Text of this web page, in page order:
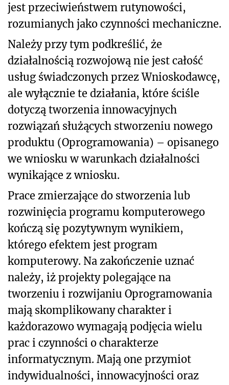
jest przeciwieństwem rutynowości,
rozumianych jako czynności mechaniczne.
Należy przy tym podkreślić, że
działalnością rozwojową nie jest całość
usług świadczonych przez Wnioskodawcę,
ale wyłącznie te działania, które ściśle
dotyczą tworzenia innowacyjnych
rozwiązań służących stworzeniu nowego
produktu (Oprogramowania) – opisanego
we wniosku w warunkach działalności
wynikające z wniosku.
Prace zmierzające do stworzenia lub
rozwinięcia programu komputerowego
kończą się pozytywnym wynikiem,
którego efektem jest program
komputerowy. Na zakończenie uznać
należy, iż projekty polegające na
tworzeniu i rozwijaniu Oprogramowania
mają skomplikowany charakter i
każdorazowo wymagają podjęcia wielu
prac i czynności o charakterze
informatycznym. Mają one przymiot
indywidualności, innowacyjności oraz